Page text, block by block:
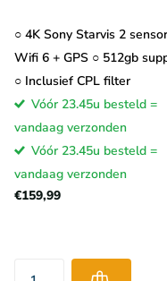
○ 4K Sony Starvis 2
Wifi 6 + GPS ○ 512gb
○ Inclusief CPL filter
Vóór 23.45u besteld =
vandaag verzonden
Vóór 23.45u besteld =
vandaag verzonden
€159,99